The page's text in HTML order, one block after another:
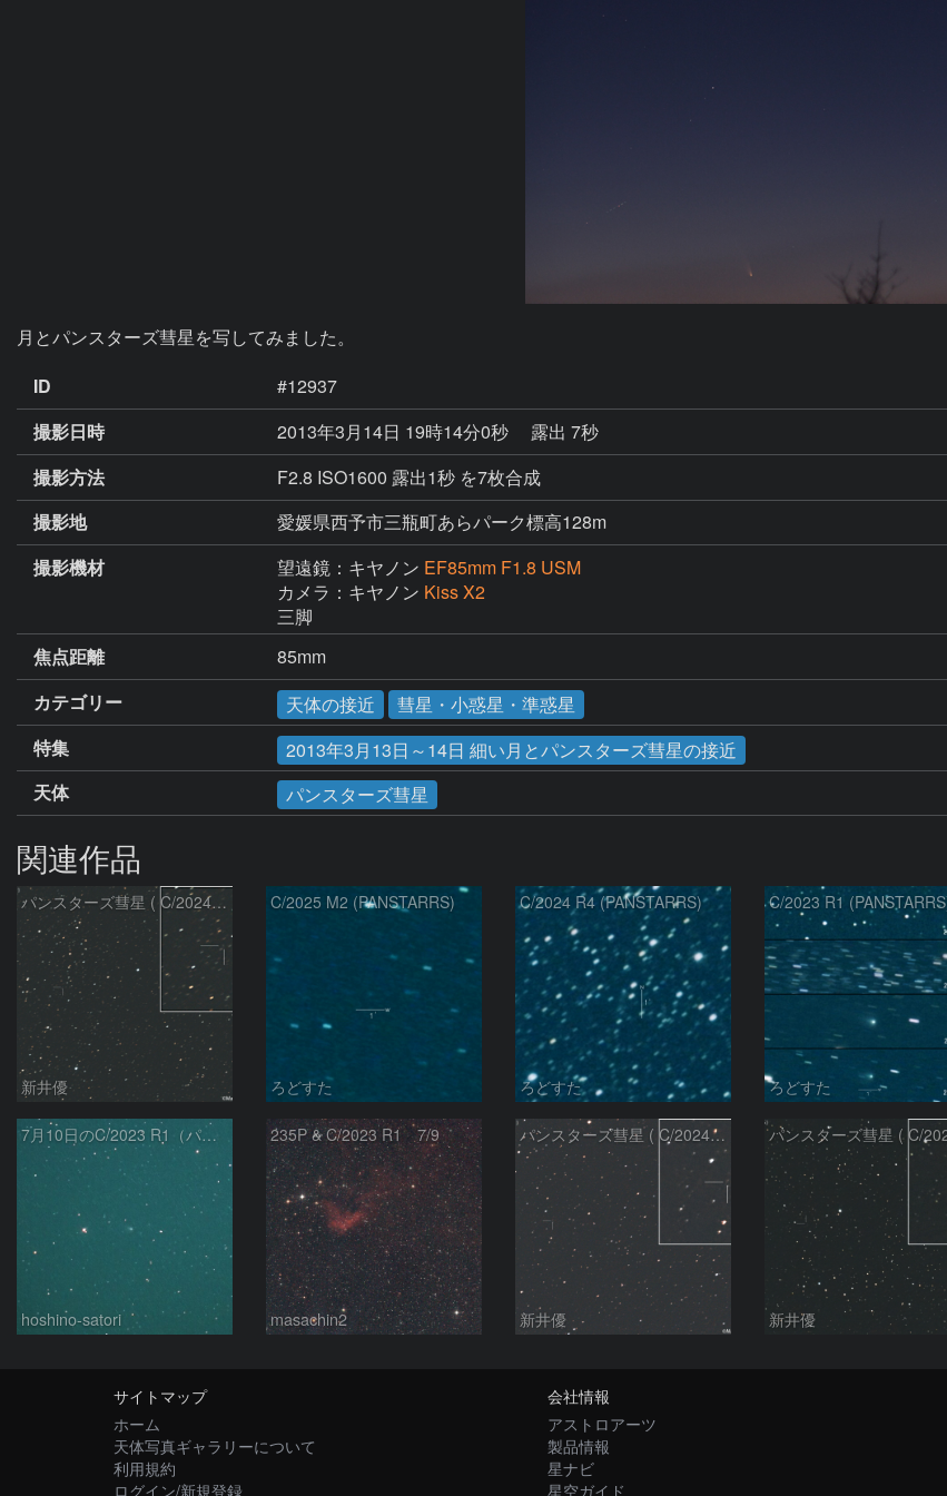
月とパンスターズ彗星を写してみました。
ID
#12937
撮影日時
2013年3月14日 19時14分0秒
露出 7秒
撮影方法
F2.8 ISO1600 露出1秒 を7枚合成
撮影地
愛媛県西予市三瓶町あらパーク標高128m
撮影機材
望遠鏡：キヤノン EF85mm F1.8 USM
カメラ：キヤノン Kiss X2
三脚
焦点距離
85mm
カテゴリー
天体の接近
彗星・小惑星・準惑星
特集
2013年3月13日～14日 細い月とパンスターズ彗星の接近
天体
パンスターズ彗星
関連作品
パンスターズ彗星 ( C/2024R4 )：2026/07/27
新井優
C/2025 M2 (PANSTARRS)
ろどすた
C/2024 R4 (PANSTARRS)
ろどすた ろどすた
7月10日のC/2023 R1（パンスターズ彗星）
hoshino-satori
235P & C/2023 R1 7/9
masachin2
パンスターズ彗星 ( C/2024R4 )：2026/06/28
新井優 新井優
サイトマップ
ホーム
天体写真ギャラリーについて
利用規約
ログイン/新規登録
会社情報
アストロアーツ
製品情報
星ナビ
星空ガイド